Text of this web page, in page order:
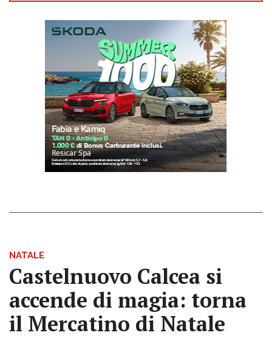
NATALE
Castelnuovo Calcea si
accende di magia: torna
il Mercatino di Natale